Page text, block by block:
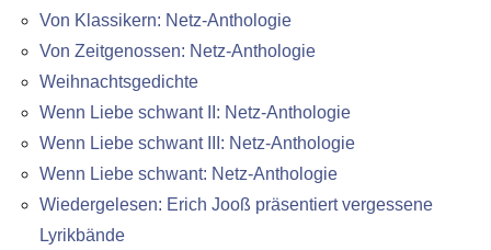
Von Klassikern: Netz-Anthologie
Von Zeitgenossen: Netz-Anthologie
Weihnachtsgedichte
Wenn Liebe schwant II: Netz-Anthologie
Wenn Liebe schwant III: Netz-Anthologie
Wenn Liebe schwant: Netz-Anthologie
Wiedergelesen: Erich Jooß präsentiert vergessene
Lyrikbände